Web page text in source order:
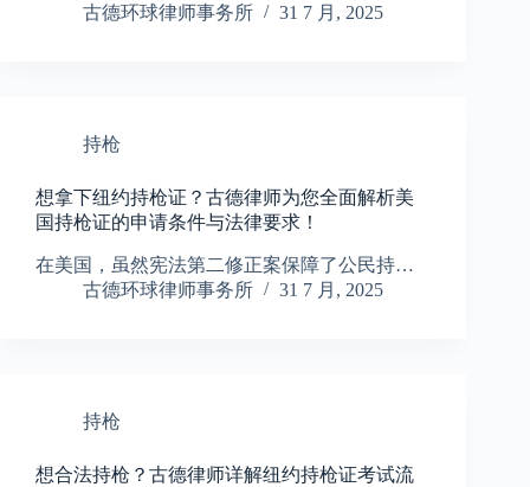
古德环球律师事务所
31 7 月, 2025
持枪
想拿下纽约持枪证？古德律师为您全面解析美
国持枪证的申请条件与法律要求！
在美国，虽然宪法第二修正案保障了公民持…
古德环球律师事务所
31 7 月, 2025
持枪
想合法持枪？古德律师详解纽约持枪证考试流